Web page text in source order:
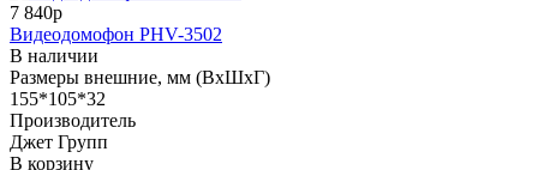
7 840р
Видеодомофон PHV-3502
В наличии
Размеры внешние, мм (ВхШхГ)
155*105*32
Производитель
Джет Групп
В корзину